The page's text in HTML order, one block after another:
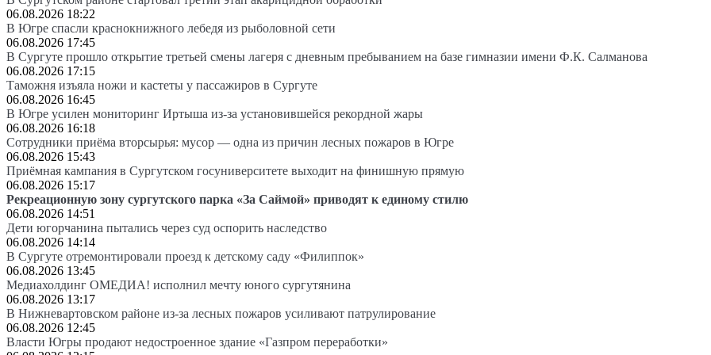
06.08.2026 18:22
В Югре спасли краснокнижного лебедя из рыболовной сети
06.08.2026 17:45
В Сургуте прошло открытие третьей смены лагеря с дневным пребыванием на базе гимназии имени Ф.К. Салманова
06.08.2026 17:15
Таможня изъяла ножи и кастеты у пассажиров в Сургуте
06.08.2026 16:45
В Югре усилен мониторинг Иртыша из-за установившейся рекордной жары
06.08.2026 16:18
Сотрудники приёма вторсырья: мусор — одна из причин лесных пожаров в Югре
06.08.2026 15:43
Приёмная кампания в Сургутском госуниверситете выходит на финишную прямую
06.08.2026 15:17
Рекреационную зону сургутского парка «За Саймой» приводят к единому стилю
06.08.2026 14:51
Дети югорчанина пытались через суд оспорить наследство
06.08.2026 14:14
В Сургуте отремонтировали проезд к детскому саду «Филиппок»
06.08.2026 13:45
Медиахолдинг ОМЕДИА! исполнил мечту юного сургутянина
06.08.2026 13:17
В Нижневартовском районе из-за лесных пожаров усиливают патрулирование
06.08.2026 12:45
Власти Югры продают недостроенное здание «Газпром переработки»